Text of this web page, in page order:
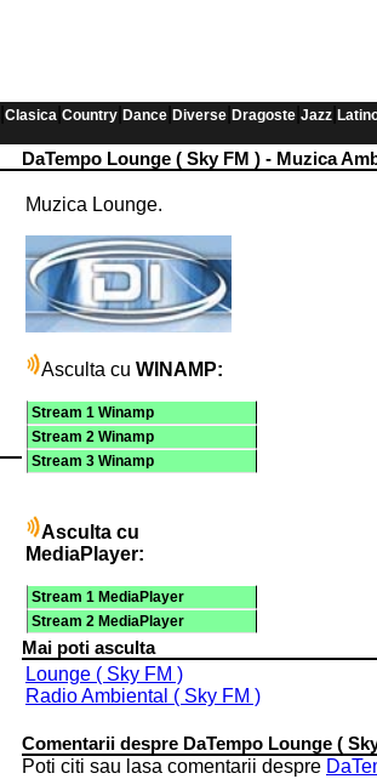
Clasica Country Dance Diverse Dragoste Jazz
DaTempo Lounge ( Sky FM ) - Muzica
Muzica Lounge.
Asculta cu WINAMP:
Stream 1 Winamp
Stream 2 Winamp
Stream 3 Winamp
Asculta cu
MediaPlayer:
Stream 1 MediaPlayer
Stream 2 MediaPlayer
Mai poti asculta
Lounge ( Sky FM )
Radio Ambiental ( Sky FM )
Comentarii despre DaTempo Lounge (
Poti citi sau lasa comentarii despre